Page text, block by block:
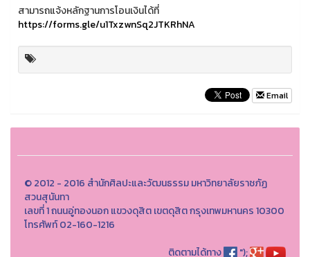
สามารถแจ้งหลักฐานการโอนเงินได้ที่
https://forms.gle/u1TxzwnSq2JTKRhNA
Email
© 2012 - 2016 สำนักศิลปะและวัฒนธรรม มหาวิทยาลัยราชภัฏ
สวนสุนันทา
เลขที่ 1 ถนนอู่ทองนอก แขวงดุสิต เขตดุสิต กรุงเทพมหานคร 10300
โทรศัพท์ 02-160-1216
ติดตามได้ทาง
");